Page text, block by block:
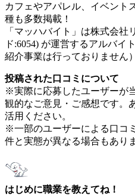
カフェやアパレル、イベント
種も多数掲載！
「マッハバイト」は株式会社
ド:6054) が運営するアルバイ
紹介事業は行っておりません）
投稿された口コミについて
※実際に応募したユーザーが
観的なご意見・ご感想です。
活用ください。
※一部のユーザーによる口コ
件と実態が異なる場合もあり
はじめに職業を教えてね！